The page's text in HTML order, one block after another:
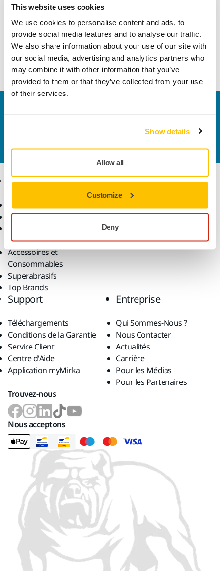
This website uses cookies
We use cookies to personalise content and ads, to
provide social media features and to analyse our traffic.
We also share information about your use of our site with
our social media, advertising and analytics partners who
may combine it with other information that you’ve
provided to them or that they’ve collected from your use
of their services.
Show details
Allow all
Customize
Deny
Qu'est-ce qui est inclus dans le kit Golden Finish ?
Qu’est-ce que l'OSP ?
Bois
Quelle est la différence entre les joints de bande ?
et notre équipe d'experts répondra à vos
questions.
Produits
Ponçage Sans Poussière
Polissage
Accessoires et
Consommables
Superabrasifs
Top Brands
Savoir-Faire
Applications
Solutions
Support
Téléchargements
Conditions de la Garantie
Service Client
Centre d'Aide
Application myMirka
Entreprise
Qui Sommes-Nous ?
Nous Contacter
Actualités
Carrière
Pour les Médias
Pour les Partenaires
Trouvez-nous
Nous acceptons